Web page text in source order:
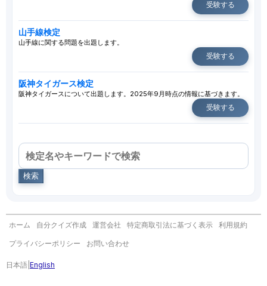
受験する
山手線検定
山手線に関する問題を出題します。
受験する
阪神タイガース検定
阪神タイガースについて出題します。2025年9月時点の情報に基づきます。
受験する
検索
ホーム 自分クイズ作成 運営会社 特定商取引法に基づく表示 利用規約
プライバシーポリシー お問い合わせ
日本語 English